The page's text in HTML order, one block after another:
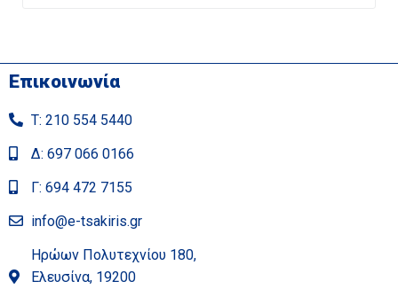
Επικοινωνία
Τ: 210 554 5440
Δ: 697 066 0166
Γ: 694 472 7155
info@e-tsakiris.gr
Ηρώων Πολυτεχνίου 180,
Ελευσίνα, 19200